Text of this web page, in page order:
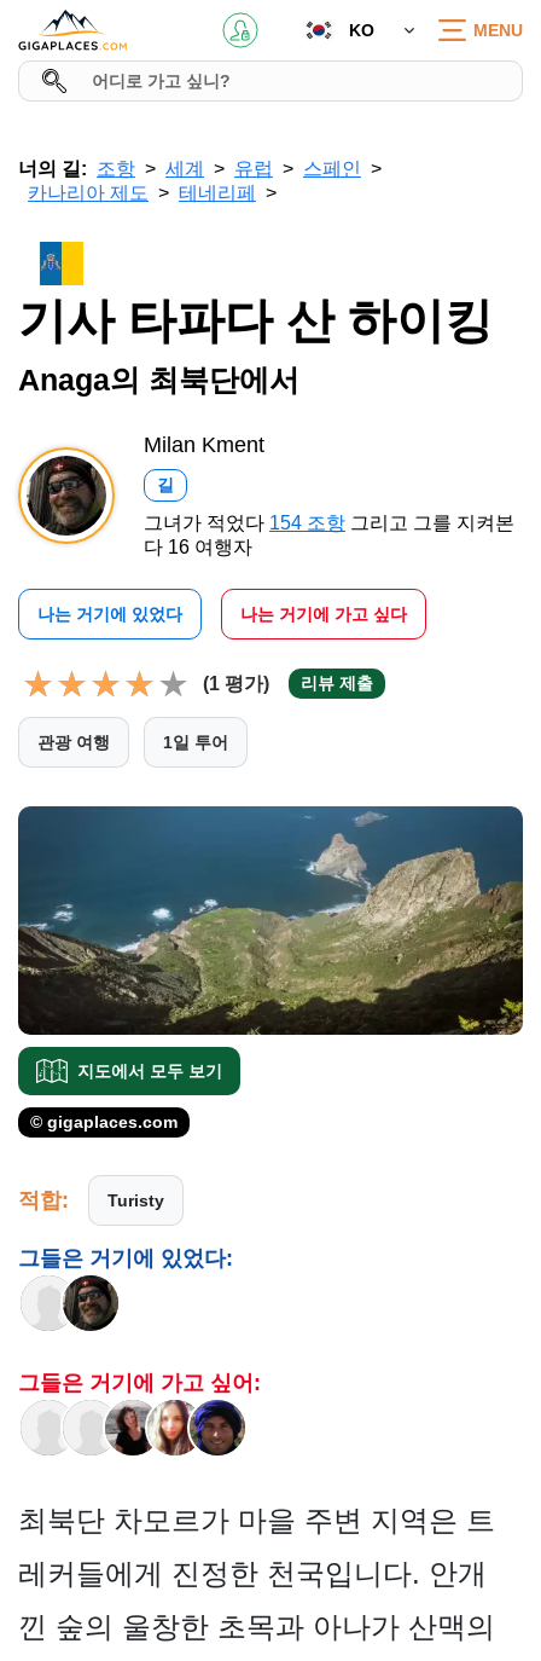
KO MENU
너의 길: 조항 세계 유럽
스페인
카나리아 제도
테네리페
기사 타파다 산 하이킹
Anaga의 최북단에서
Milan Kment
길
그녀가 적었다 154 조항 그리고 그를 지켜본
다 16 여행자
나는 거기에 있었다 나는 거기에 가고 싶다
(1 평가) 리뷰 제출
관광 여행 1일 투어
지도에서 모두 보기
© gigaplaces.com
적합: Turisty
그들은 거기에 있었다:
그들은 거기에 가고 싶어:
최북단 차모르가 마을 주변 지역은 트
레커들에게 진정한 천국입니다. 안개
낀 숲의 울창한 초목과 아나가 산맥의